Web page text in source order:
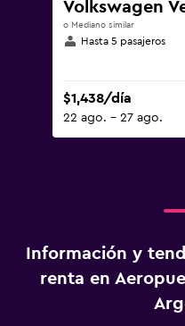
Volkswagen
o Mediano similar
Hasta 5 pasajeros
$1,438/día
22 ago. - 27 ago.
Información y
renta en